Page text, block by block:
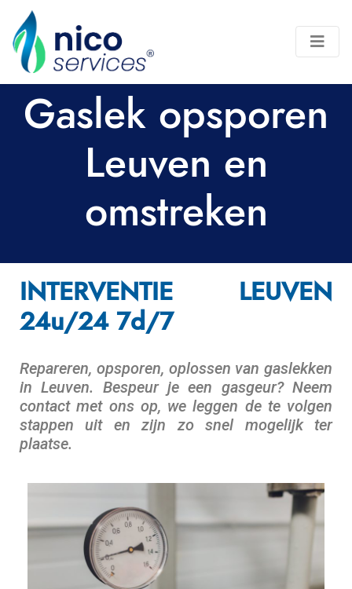
Gaslek opsporen
Leuven en
omstreken
INTERVENTIE LEUVEN
24u/24 7d/7
Repareren, opsporen, oplossen van gaslekken
in Leuven. Bespeur je een gasgeur? Neem
contact met ons op, we leggen de te volgen
stappen uit en zijn zo snel mogelijk ter
plaatse.